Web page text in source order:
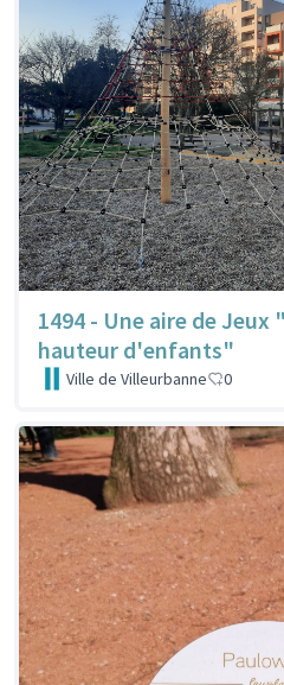
1494 - Une aire de Jeux
hauteur d'enfants"
Ville de Villeurbanne 0